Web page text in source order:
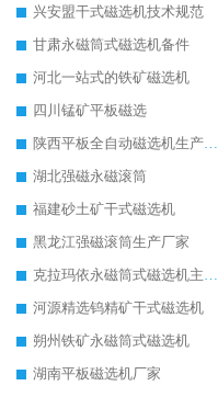
兴安盟干式磁选机技术规范
甘肃永磁筒式磁选机备件
河北一站式的铁矿磁选机
四川锰矿平板磁选
陕西平板全自动磁选机生产厂家
湖北强磁永磁滚筒
福建砂土矿干式磁选机
黑龙江强磁滚筒生产厂家
克拉玛依永磁筒式磁选机主要技术参数
河源精选钨精矿干式磁选机
朔州铁矿永磁筒式磁选机
湖南平板磁选机厂家